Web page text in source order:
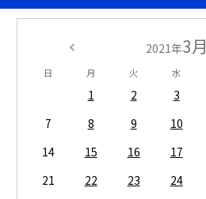
2021年3月
日 月 火 水
1 2 3
7
8 9 10
14
15 16 17
21
22 23 24